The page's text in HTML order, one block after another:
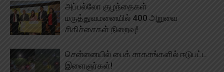
அப்பல்லோ குழந்தைகள்
மருத்துவமனையில் 400 அறுவை
சிகிச்சைகள் நிறைவு!
சென்னையில் பைக் சாகசங்களில் ஈடுபட்ட
இளைஞர்கள்!